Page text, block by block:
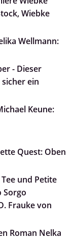
Wiebke
Wellmann:
- Dieser
ein
Keune:
Quest: Oben
und Petite
Sorgo
Frauke von
Roman Nelka